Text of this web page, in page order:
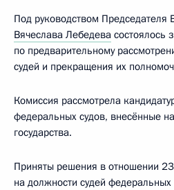
Под руководством Председателя
Вячеслава Лебедева состоялось
по предварительному
судей и прекращения их
Комиссия рассмотрела
федеральных судов, внесённые
государства.
Приняты решения в отношении
на должности судей федеральных